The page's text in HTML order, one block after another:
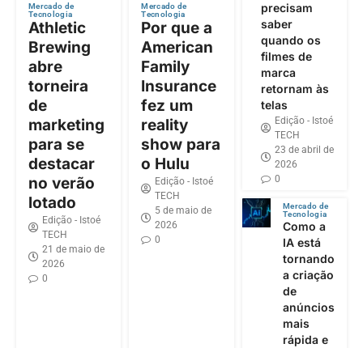
Mercado de
Tecnologia
Athletic
Brewing
abre
torneira
de
marketing
para se
destacar
no verão
lotado
Edição - Istoé
TECH
21 de maio de
2026
0
Mercado de
Tecnologia
Por que a
American
Family
Insurance
fez um
reality
show para
o Hulu
Edição - Istoé
TECH
5 de maio de
2026
0
precisam
saber
quando os
filmes de
marca
retornam às
telas
Edição - Istoé
TECH
23 de abril de
2026
0
Mercado de
Tecnologia
Como a
IA está
tornando
a criação
de
anúncios
mais
rápida e